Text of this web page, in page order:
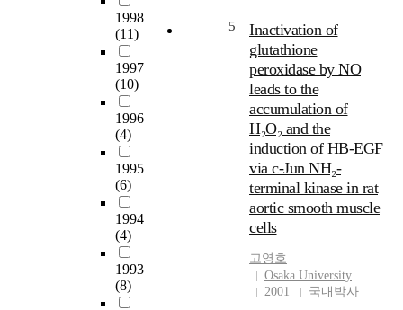
1998
(11)
1997
(10)
1996
(4)
1995
(6)
1994
(4)
1993
(8)
how culture shapes
children's play, the pretend
play of I<orean- and
Anglo-Americanpreschool
children was compared
Secondly, to understand
hour individual
diLferenccs lnfluence
children's pretend play, the
relatlonshlps between
pretend play,social
competence,and friendship
between the two cul-tures
Participants in the study
were 46 Korean- and 46
를 추가했다. 상품회사, 제
작회사, 케이블국의 인포
머셜 산업에 관한 의견을
정리, 인포머셜을 강력한
다이렉트 판매 장치로써
보는 광고학자들과의 의
견 차를 밝히고 있다. 광고
매체로서의 장점을 가지
는 것뿐만이 아니라 송신
자들 간의 완전협력관계,
만들어진 메시지가 작용
하고 있었고 인포머셜은
미국 사회의 신체중심문
화와 깊은 연관이 있으며,
소비자의 소비 욕구와 그
5
Inactivation of
glutathione
peroxidase by NO
leads to the
accumulation of
H₂O₂ and the
induction of HB-EGF
via c-Jun NH₂-
terminal kinase in rat
aortic smooth muscle
cells
고영호
Osaka University
2001
국내박사